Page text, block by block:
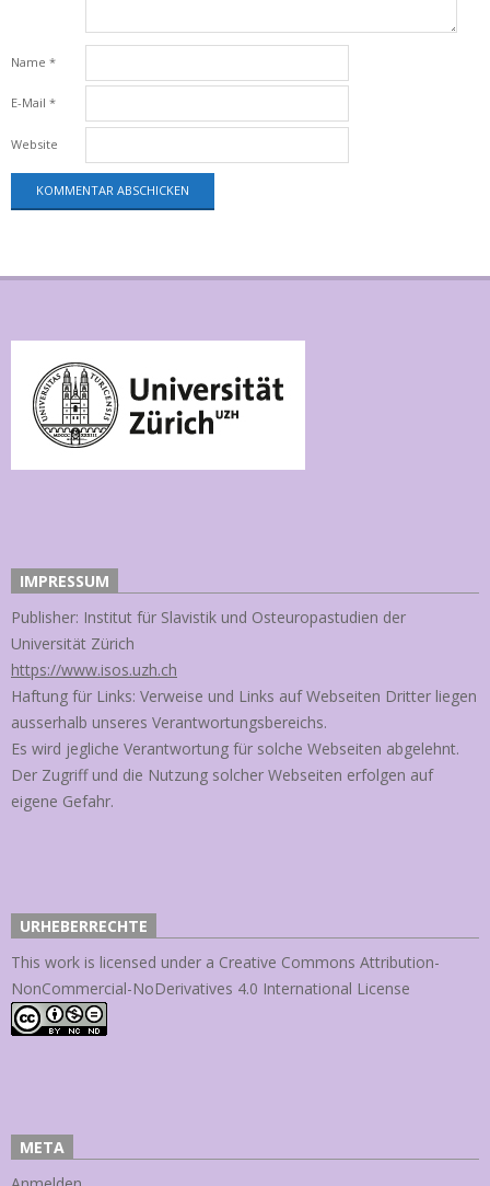
Name *
E-Mail *
Website
IMPRESSUM
Publisher: Institut für Slavistik und Osteuropastudien der
Universität Zürich
https://www.isos.uzh.ch
Haftung für Links: Verweise und Links auf Webseiten Dritter liegen
ausserhalb unseres Verantwortungsbereichs.
Es wird jegliche Verantwortung für solche Webseiten abgelehnt.
Der Zugriff und die Nutzung solcher Webseiten erfolgen auf
eigene Gefahr.
URHEBERRECHTE
This work is licensed under a Creative Commons Attribution-
NonCommercial-NoDerivatives 4.0 International License
META